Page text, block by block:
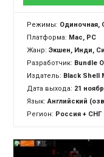
Режимы: Одиночная,
Платформа: Mac, PC
Жанр:Экшен, Инди,
Разработчик: Bundle
Издатель: Black Shell
Дата выхода: 21
Язык:Английский
Регион: Россия + СНГ